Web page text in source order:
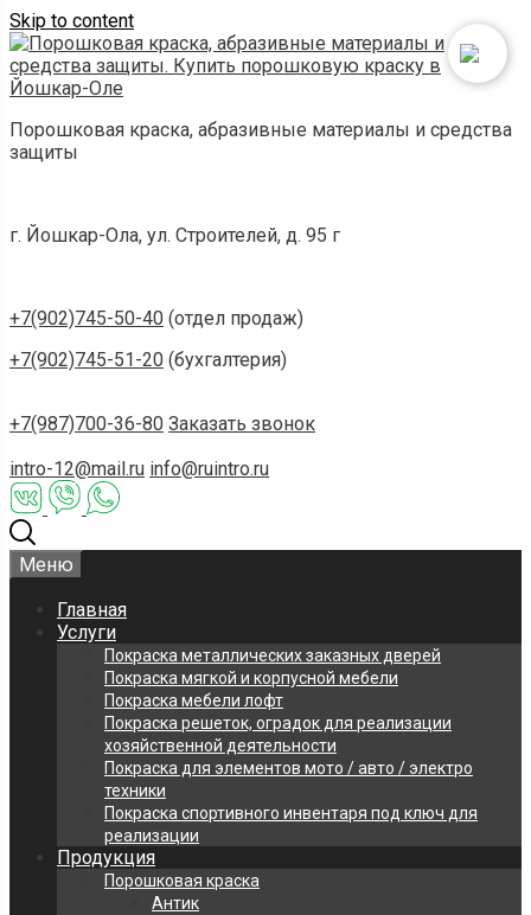
Skip to content
Порошковая краска, абразивные материалы и средства
защиты
г. Йошкар-Ола, ул. Строителей, д. 95 г
+7(902)745-50-40 (отдел продаж)
+7(902)745-51-20 (бухгалтерия)
+7(987)700-36-80 Заказать звонок
intro-12@mail.ru info@ruintro.ru
Меню
Главная
Услуги
Покраска металлических заказных дверей
Покраска мягкой и корпусной мебели
Покраска мебели лофт
Покраска решеток, оградок для реализации
хозяйственной деятельности
Покраска для элементов мото / авто / электро
техники
Покраска спортивного инвентаря под ключ для
реализации
Продукция
Порошковая краска
Антик